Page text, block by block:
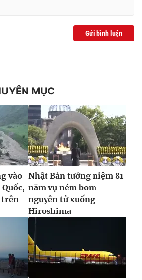
Gửi bình luận
MỤC
vào
trên
Nhật Bản tưởng niệm 81
năm vụ ném bom
nguyên tử xuống
Hiroshima